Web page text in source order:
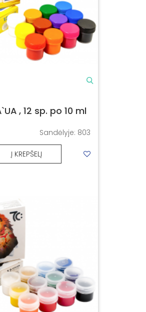
, 12 sp. po 10 ml
Sandėlyje: 803
Į KREPŠELĮ